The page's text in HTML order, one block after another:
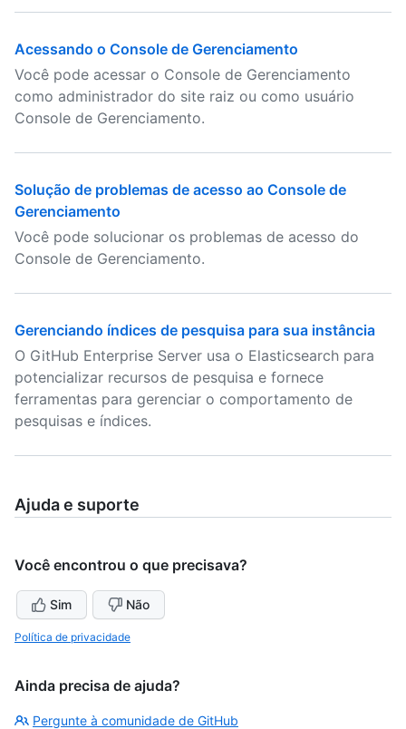
Acessando o Console de Gerenciamento
Você pode acessar o Console de Gerenciamento
como administrador do site raiz ou como usuário
Console de Gerenciamento.
Solução de problemas de acesso ao Console de
Gerenciamento
Você pode solucionar os problemas de acesso do
Console de Gerenciamento.
Gerenciando índices de pesquisa para sua instância
O GitHub Enterprise Server usa o Elasticsearch para
potencializar recursos de pesquisa e fornece
ferramentas para gerenciar o comportamento de
pesquisas e índices.
Ajuda e suporte
Você encontrou o que precisava?
Sim Não
Política de privacidade
Ainda precisa de ajuda?
Pergunte à comunidade de GitHub